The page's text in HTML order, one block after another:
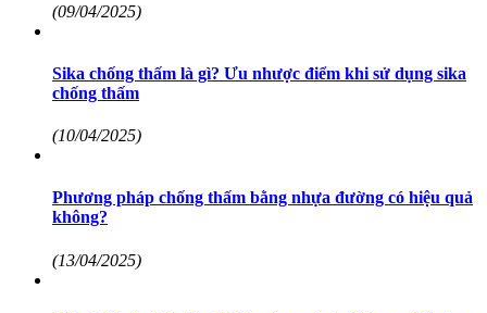
(09/04/2025)
Sika chống thấm là gì? Ưu nhược điểm khi sử dụng sika
chống thấm
(10/04/2025)
Phương pháp chống thấm bằng nhựa đường có hiệu quả
không?
(13/04/2025)